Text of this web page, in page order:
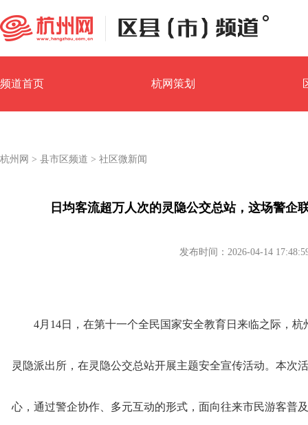
频道首页 杭网策划
杭州网 > 县市区频道 > 社区微新闻
日均客流超万人次的灵隐公交总站，这场警企
发布时间：2026-04-14
4月14日，在第十一个全民国家安全教育日来临之际，
灵隐派出所，在灵隐公交总站开展主题安全宣传活动。本次
心，通过警企协作、多元互动的形式，面向往来市民游客普